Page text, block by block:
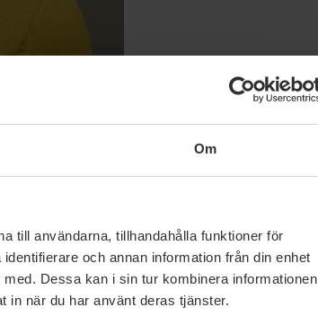
Om
till användarna, tillhandahålla funktioner för
och annan information från din enhet
Dessa kan i sin tur kombinera informationen
in när du har använt deras tjänster.